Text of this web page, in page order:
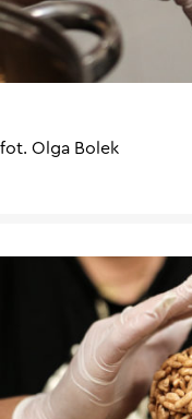
fot. Olga Bolek